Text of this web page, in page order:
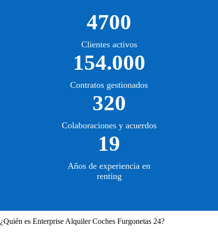
4700
Clientes activos
154.000
Contratos gestionados
320
Colaboraciones y acuerdos
19
Años de experiencia en
renting
¿Quién es Enterprise Alquiler Coches Furgonetas 24?